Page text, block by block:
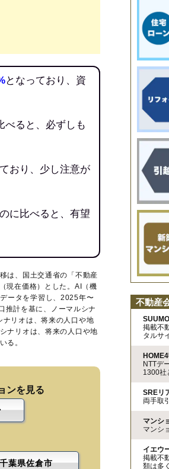
となっており、資
べると、必ずしも
おり、少し注意が
に比べると、有望
は、国土交通省の「 不動産
現在価格）とした。AI（機
ータを学習し、2025年〜
推計を基に、ノーマルシナ
ナリオは、将来の人口や地
ナリオは、将来の人口や地
る。
ンを見る
葉県佐倉市
不動産
掲載不
タルサ
NTTデ
1300社
SREリ
両手取
マンシ
マンシ
イエウ
掲載不
類は多